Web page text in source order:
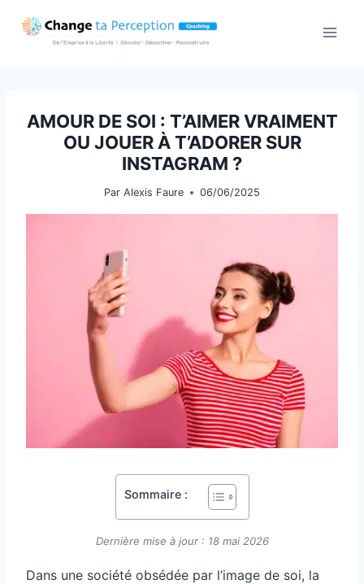
AMOUR DE SOI : T’AIMER VRAIMENT
OU JOUER À T’ADORER SUR
INSTAGRAM ?
Par Alexis Faure 06/06/2025
Sommaire :
Dernière mise à jour : 18 mai 2026
Dans une société obsédée par l’image de soi, la